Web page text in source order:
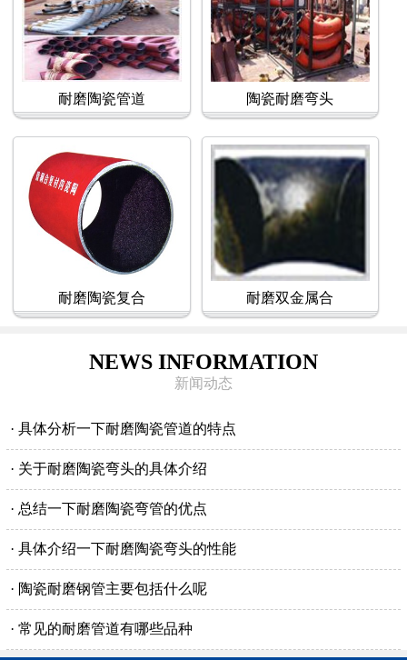
耐磨陶瓷管道 陶瓷耐磨弯头
耐磨陶瓷复合 耐磨双金属合
NEWS INFORMATION
新闻动态
· 具体分析一下耐磨陶瓷管道的特点
· 关于耐磨陶瓷弯头的具体介绍
· 总结一下耐磨陶瓷弯管的优点
· 具体介绍一下耐磨陶瓷弯头的性能
· 陶瓷耐磨钢管主要包括什么呢
· 常见的耐磨管道有哪些品种